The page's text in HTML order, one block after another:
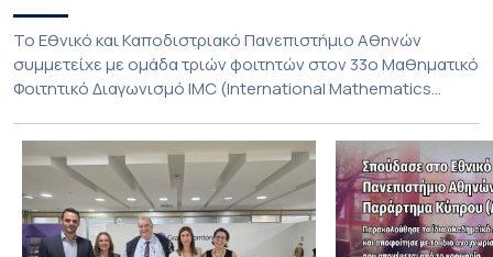
To Εθνικό και Καποδιστριακό Πανεπιστήμιο Αθηνών
συμμετείχε με ομάδα τριών φοιτητών στον 33ο Μαθηματικό
Φοιτητικό Διαγωνισμό IMC (International Mathematics
Ιουλίου στο Blagoevgrad της Βουλγαρίας. Σε αυτόν
συμμετείχαν 447 φοιτητές εκπροσωπώντας 135
πανεπιστήμια από 46 χώρες. Από την Ελλάδα, συμμετείχαν
επίσης το Εθνικό Μετσόβιο Πολυτεχνείο, το Αριστοτέλειο
Πανεπιστήμιο […]